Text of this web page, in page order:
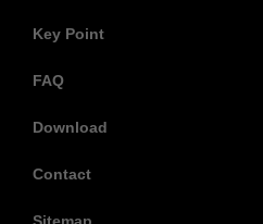
Key Point
FAQ
Download
Contact
Sitemap